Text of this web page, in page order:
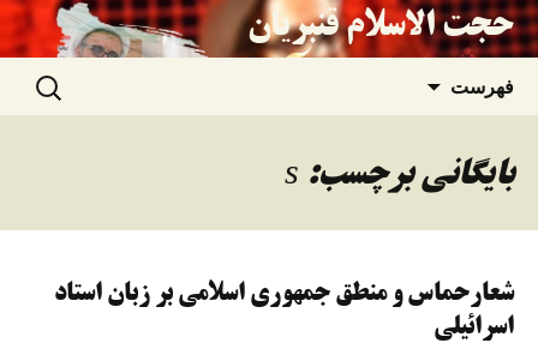
حجت الاسلام قنبریان
فهرست
نوشته‌ها
جستجو
برای:
بایگانی برچسب: s
شعارحماس و منطق جمهوری اسلامی بر زبان استاد
اسرائیلی